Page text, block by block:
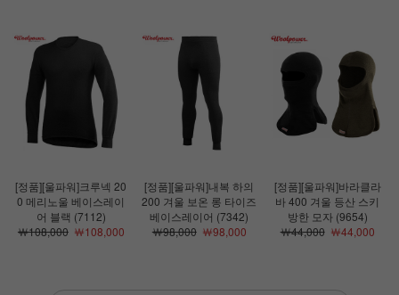
[정품][울파워]크루넥 20
0 메리노울 베이스레이
어 블랙 (7112)
￦108,000￦108,000
[정품][울파워]내복 하의
200 겨울 보온 롱 타이즈
베이스레이어 (7342)
￦98,000￦98,000
[정품][울파워]바라클라
바 400 겨울 등산 스키
방한 모자 (9654)
￦44,000￦44,000